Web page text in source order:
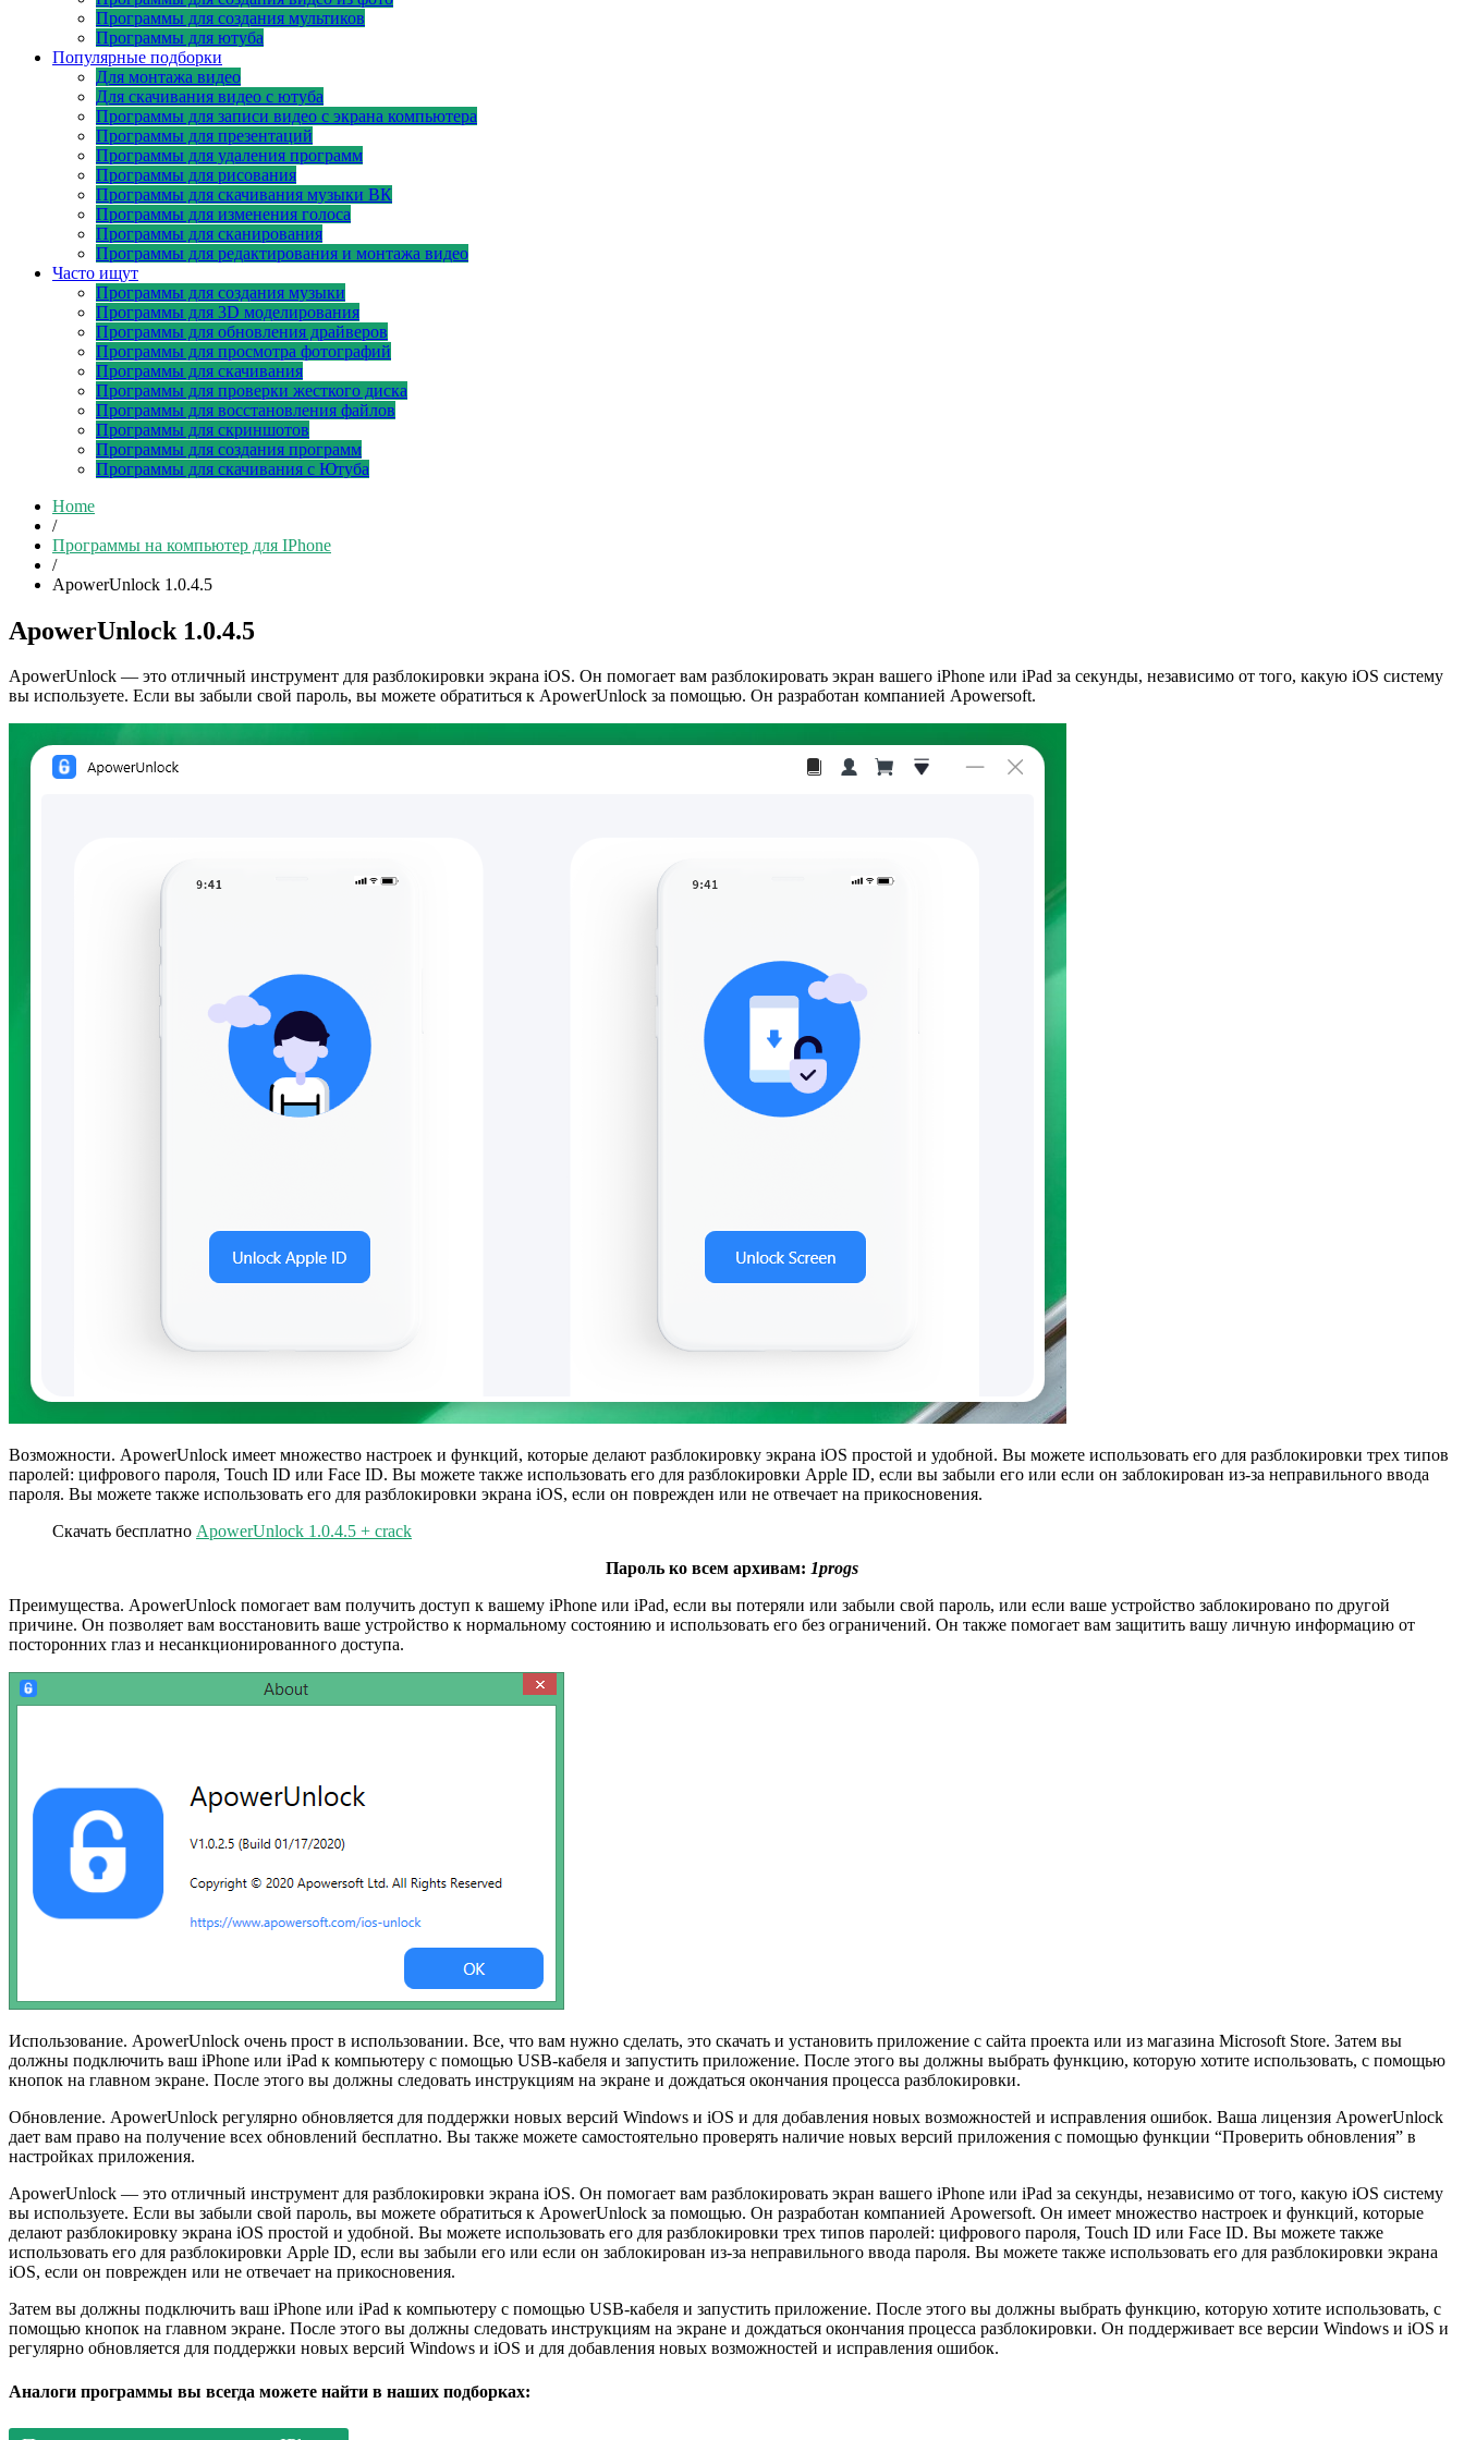
Программы для создания мультиков
Программы для ютуба
Популярные подборки
Для монтажа видео
Для скачивания видео с ютуба
Программы для записи видео с экрана компьютера
Программы для презентаций
Программы для удаления программ
Программы для рисования
Программы для скачивания музыки ВК
Программы для изменения голоса
Программы для сканирования
Программы для редактирования и монтажа видео
Часто ищут
Программы для создания музыки
Программы для 3D моделирования
Программы для обновления драйверов
Программы для просмотра фотографий
Программы для скачивания
Программы для проверки жесткого диска
Программы для восстановления файлов
Программы для скриншотов
Программы для создания программ
Программы для скачивания с Ютуба
Home
/
Программы на компьютер для IPhone
/
ApowerUnlock 1.0.4.5
ApowerUnlock 1.0.4.5
ApowerUnlock — это отличный инструмент для разблокировки экрана iOS. Он помогает вам разблокировать экран вашего iPhone или iPad за секунды, независимо от того, какую iOS систему
вы используете. Если вы забыли свой пароль, вы можете обратиться к ApowerUnlock за помощью. Он разработан компанией Apowersoft.
Возможности. ApowerUnlock имеет множество настроек и функций, которые делают разблокировку экрана iOS простой и удобной. Вы можете использовать его для разблокировки трех типов
паролей: цифрового пароля, Touch ID или Face ID. Вы можете также использовать его для разблокировки Apple ID, если вы забыли его или если он заблокирован из-за неправильного ввода
пароля. Вы можете также использовать его для разблокировки экрана iOS, если он поврежден или не отвечает на прикосновения.
Скачать бесплатно ApowerUnlock 1.0.4.5 + crack
Пароль ко всем архивам: 1progs
Преимущества. ApowerUnlock помогает вам получить доступ к вашему iPhone или iPad, если вы потеряли или забыли свой пароль, или если ваше устройство заблокировано по другой
причине. Он позволяет вам восстановить ваше устройство к нормальному состоянию и использовать его без ограничений. Он также помогает вам защитить вашу личную информацию от
посторонних глаз и несанкционированного доступа.
Использование. ApowerUnlock очень прост в использовании. Все, что вам нужно сделать, это скачать и установить приложение с сайта проекта или из магазина Microsoft Store. Затем вы
должны подключить ваш iPhone или iPad к компьютеру с помощью USB-кабеля и запустить приложение. После этого вы должны выбрать функцию, которую хотите использовать, с помощью
кнопок на главном экране. После этого вы должны следовать инструкциям на экране и дождаться окончания процесса разблокировки.
Обновление. ApowerUnlock регулярно обновляется для поддержки новых версий Windows и iOS и для добавления новых возможностей и исправления ошибок. Ваша лицензия ApowerUnlock
дает вам право на получение всех обновлений бесплатно. Вы также можете самостоятельно проверять наличие новых версий приложения с помощью функции “Проверить обновления” в
настройках приложения.
ApowerUnlock — это отличный инструмент для разблокировки экрана iOS. Он помогает вам разблокировать экран вашего iPhone или iPad за секунды, независимо от того, какую iOS систему
вы используете. Если вы забыли свой пароль, вы можете обратиться к ApowerUnlock за помощью. Он разработан компанией Apowersoft. Он имеет множество настроек и функций, которые
делают разблокировку экрана iOS простой и удобной. Вы можете использовать его для разблокировки трех типов паролей: цифрового пароля, Touch ID или Face ID. Вы можете также
использовать его для разблокировки Apple ID, если вы забыли его или если он заблокирован из-за неправильного ввода пароля. Вы можете также использовать его для разблокировки экрана
iOS, если он поврежден или не отвечает на прикосновения.
Затем вы должны подключить ваш iPhone или iPad к компьютеру с помощью USB-кабеля и запустить приложение. После этого вы должны выбрать функцию, которую хотите использовать, с
помощью кнопок на главном экране. После этого вы должны следовать инструкциям на экране и дождаться окончания процесса разблокировки. Он поддерживает все версии Windows и iOS и
регулярно обновляется для поддержки новых версий Windows и iOS и для добавления новых возможностей и исправления ошибок.
Аналоги программы вы всегда можете найти в наших подборках: